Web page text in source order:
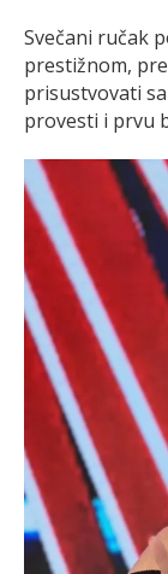
Svečani ručak
prestižnom,
prisustvovati
provesti i prvu